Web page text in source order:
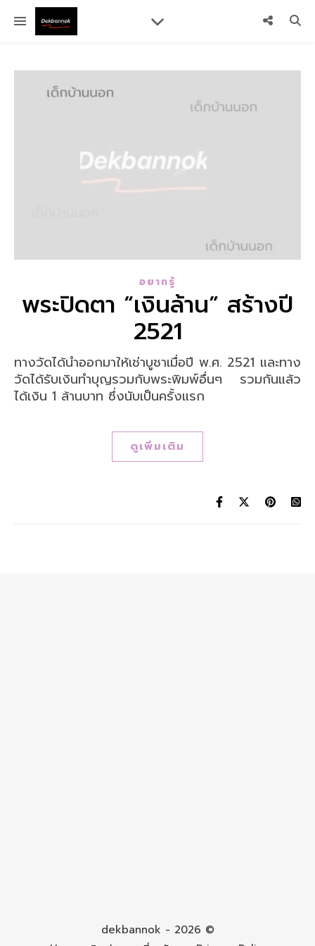
อยากรู้
พระปิดตา “เงินล้าน” สร้างปี
2521
ทางวัดได้นำออกมาให้เช่าบูชาเมื่อปี พ.ศ. 2521 และทาง
วัดได้รับเงินทำบุญรวมกับพระพิมพ์อื่นๆ รวมกันแล้ว
ได้เงิน 1 ล้านบาท ซึ่งนับเป็นครั้งแรก
ดูเพิ่มเติม
dekbannok - 2026 ©